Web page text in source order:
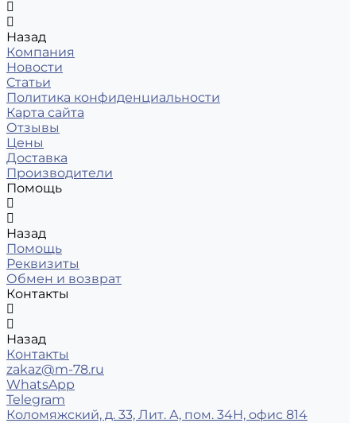
Назад
Компания
Новости
Статьи
Политика конфиденциальности
Карта сайта
Отзывы
Цены
Доставка
Производители
Помощь
Назад
Помощь
Реквизиты
Обмен и возврат
Контакты
Назад
Контакты
zakaz@m-78.ru
WhatsApp
Telegram
Коломяжский, д. 33, Лит. А, пом. 34Н, офис 814